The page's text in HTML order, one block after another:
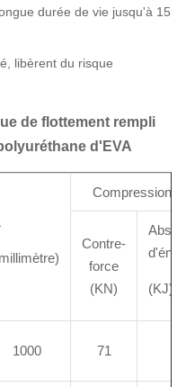
durée de vie jusqu'à 15
libèrent du risque
de flottement rempli
d'EVA
Compression
Contre-
force
(KN)
(KJ)
1000 71